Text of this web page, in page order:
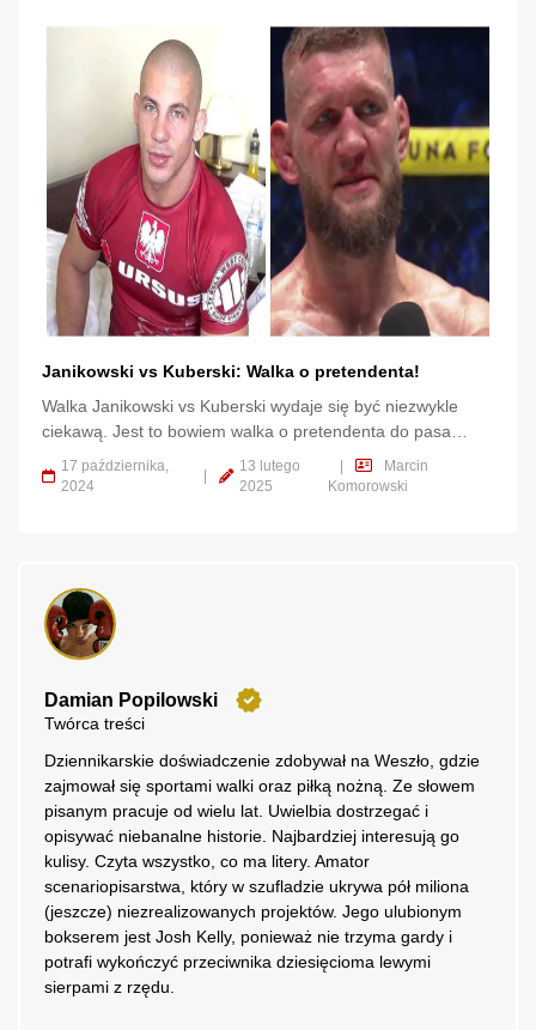
Janikowski vs Kuberski: Walka o pretendenta!
Walka Janikowski vs Kuberski wydaje się być niezwykle
ciekawą. Jest to bowiem walka o pretendenta do pasa
kategorii półśredniej.
17 października,
2024
13 lutego
2025
|
Marcin
Komorowski
Damian Popilowski
Twórca treści
Dziennikarskie doświadczenie zdobywał na Weszło, gdzie
zajmował się sportami walki oraz piłką nożną. Ze słowem
pisanym pracuje od wielu lat. Uwielbia dostrzegać i
opisywać niebanalne historie. Najbardziej interesują go
kulisy. Czyta wszystko, co ma litery. Amator
scenariopisarstwa, który w szufladzie ukrywa pół miliona
(jeszcze) niezrealizowanych projektów. Jego ulubionym
bokserem jest Josh Kelly, ponieważ nie trzyma gardy i
potrafi wykończyć przeciwnika dziesięcioma lewymi
sierpami z rzędu.